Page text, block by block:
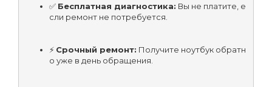
✅ Бесплатная диагностика: Вы не платите, е
сли ремонт не потребуется.
⚡ Срочный ремонт: Получите ноутбук обратн
о уже в день обращения.